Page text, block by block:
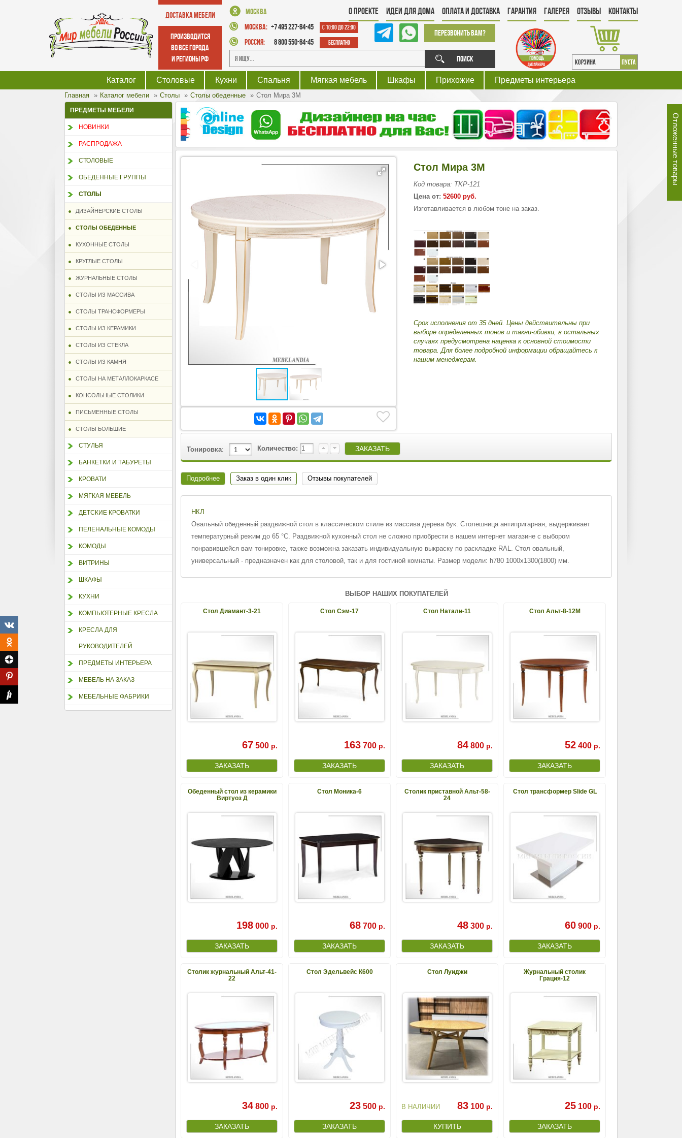
Доставка мебели
производится
во все города
и регионы РФ
Москва
Москва: +7 495 227-84-45 с 10:00 до 22:00
Россия: 8 800 550-84-45 Бесплатно
Перезвонить Вам?
Поиск КОРЗИНА пуста
О проекте Идеи для дома Оплата и Доставка Гарантия Галерея Отзывы Контакты
Каталог Столовые Кухни Спальня Мягкая мебель Шкафы Прихожие Предметы интерьера
Главная Каталог мебели Столы Столы обеденные Стол Мира 3М
ПРЕДМЕТЫ МЕБЕЛИ
НОВИНКИ
РАСПРОДАЖА
СТОЛОВЫЕ
ОБЕДЕННЫЕ ГРУППЫ
СТОЛЫ
ДИЗАЙНЕРСКИЕ СТОЛЫ
СТОЛЫ ОБЕДЕННЫЕ
КУХОННЫЕ СТОЛЫ
КРУГЛЫЕ СТОЛЫ
ЖУРНАЛЬНЫЕ СТОЛЫ
СТОЛЫ ИЗ МАССИВА
СТОЛЫ ТРАНСФОРМЕРЫ
СТОЛЫ ИЗ КЕРАМИКИ
СТОЛЫ ИЗ СТЕКЛА
СТОЛЫ ИЗ КАМНЯ
СТОЛЫ НА МЕТАЛЛОКАРКАСЕ
КОНСОЛЬНЫЕ СТОЛИКИ
ПИСЬМЕННЫЕ СТОЛЫ
СТОЛЫ БОЛЬШИЕ
СТУЛЬЯ
БАНКЕТКИ И ТАБУРЕТЫ
КРОВАТИ
МЯГКАЯ МЕБЕЛЬ
ДЕТСКИЕ КРОВАТКИ
ПЕЛЕНАЛЬНЫЕ КОМОДЫ
КОМОДЫ
ВИТРИНЫ
ШКАФЫ
КУХНИ
КОМПЬЮТЕРНЫЕ КРЕСЛА
КРЕСЛА ДЛЯ
РУКОВОДИТЕЛЕЙ
ПРЕДМЕТЫ ИНТЕРЬЕРА
МЕБЕЛЬ НА ЗАКАЗ
МЕБЕЛЬНЫЕ ФАБРИКИ
Стол Мира 3М
Код товара: TKP-121
Цена от: 52600 руб.
Изготавливается в любом тоне на заказ.
Срок исполнения от 35 дней. Цены действительны при
выборе определенных тонов и такни-обивки, в остальных
случаях предусмотрена наценка к основной стоимости
товара. Для более подробной информации обращайтесь к
нашим менеджерам.
Тонировка: Количество:
Подробнее Заказ в один клик Отзывы покупателей
НКЛ
Овальный обеденный раздвижной стол в классическом стиле из массива дерева бук. Столешница антипригарная, выдерживает
температурный режим до 65 °С. Раздвижной кухонный стол не сложно приобрести в нашем интернет магазине с выбором
понравившейся вам тонировке, также возможна заказать индивидуальную выкраску по раскладке RAL. Стол овальный,
универсальный - предназначен как для столовой, так и для гостиной комнаты. Размер модели: h780 1000х1300(1800) мм.
ВЫБОР НАШИХ ПОКУПАТЕЛЕЙ
Стол Диамант-3-21
67 500 р.
Стол Сэм-17
163 700 р.
Стол Натали-11
84 800 р.
Стол Альт-8-12М
52 400 р.
Обеденный стол из керамики
Виртуоз Д
198 000 р.
Стол Моника-6
68 700 р.
Столик приставной Альт-58-
24
48 300 р.
Стол трансформер Slide GL
60 900 р.
Столик журнальный Альт-41-
22
34 800 р.
Стол Эдельвейс К600
23 500 р.
Стол Луиджи
В НАЛИЧИИ 83 100 р.
Журнальный столик
Грация-12
25 100 р.
Отложенные товары